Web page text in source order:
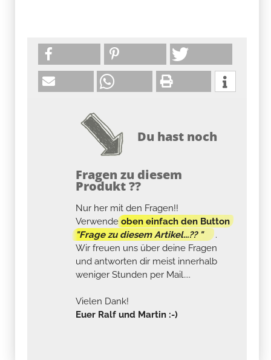
Du hast noch
Fragen zu diesem
Produkt ??
Nur her mit den Fragen!!
Verwendeoben einfach den Button
"Frage zu diesem Artikel...?? "
.
Wir freuen uns über deine Fragen
und antworten dir meist innerhalb
weniger Stunden per Mail....
Vielen Dank!
Euer Ralf und Martin :-)